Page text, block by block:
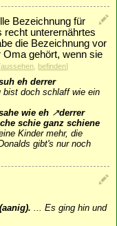
Bezeichnung für
recht unterernährtes
die Bezeichnung vor
Oma gehört, wenn sie
[aussehen befinden]
eh derrer
bist doch schlaff wie ein
wie eh ↗derrer
schie ganz schiene
Kinder mehr, die
gibt's nur noch
... Es ging hin und